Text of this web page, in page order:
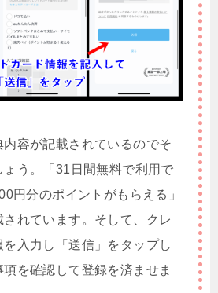
容が記載されているのでそ
ょう。「31日間無料で利用で
円分のポイントがもらえる」
れています。そして、クレ
入力し「送信」をタップし
を確認して登録を済ませま